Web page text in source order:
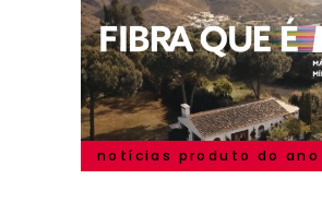
notícias produto do ano